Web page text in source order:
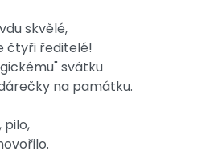
skvělé,
čtyři ředitelé!
svátku
na památku.
pilo,